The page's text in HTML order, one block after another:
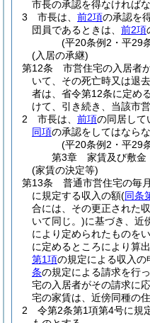
市長の承認を得なければな
3
市長は、 前2項の承認を
団員であるときは、 前2項
(平20条例2・平29
(入居の承継)
第12条
市営住宅の入居者
いて、その死亡時又は退
者は、省令第12条に定め
けて、引き続き、当該市
2
市長は、 前項の同居して
同項の承認をしてはならな
(平20条例2・平29
第3章
家賃及び敷金
(家賃の決定等)
第13条
普通市営住宅の毎
に規定する収入の額(同条
合には、その更正された収
いて同じ。)に基づき、近
により定められたものを
に定めるところにより算
第1項の規定による収入の
条の規定による請求を行
宅の入居者がその請求に
宅の家賃は、近傍同種の
2
令第2条第1項第4号に規